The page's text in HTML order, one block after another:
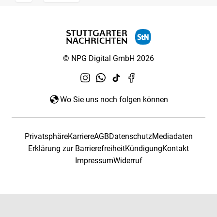
© NPG Digital GmbH 2026
Wo Sie uns noch folgen können
PrivatsphäreKarriereAGBDatenschutzMediadaten
Erklärung zur BarrierefreiheitKündigungKontakt
ImpressumWiderruf